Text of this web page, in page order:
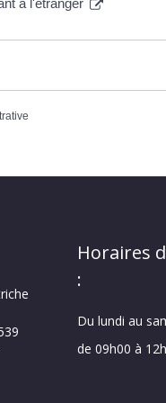
à l'étranger
Horaires
:
Du lundi au
de 09h00 à